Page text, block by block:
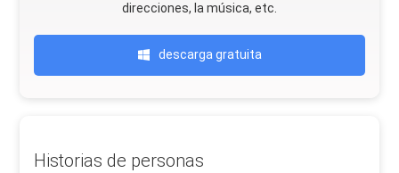
direcciones, la música, etc.
descarga gratuita
Historias de personas